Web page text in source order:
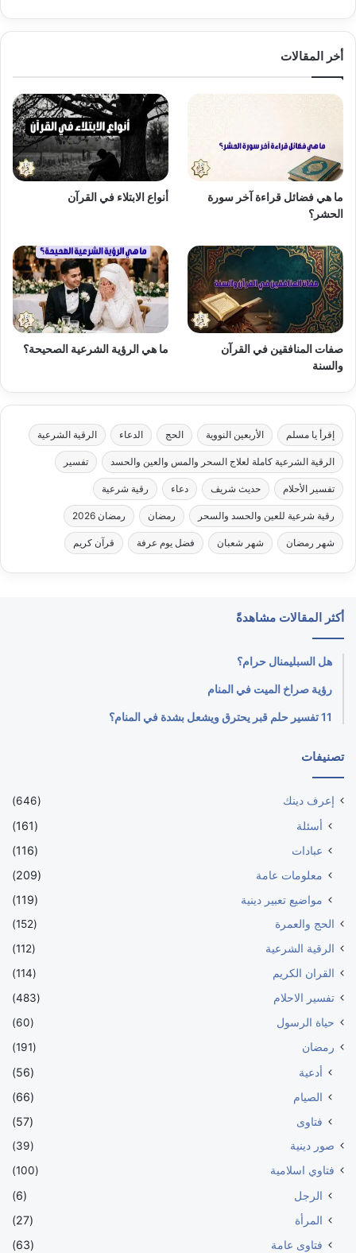
أخر المقالات
ما هي فضائل قراءة آخر سورة
الحشر؟
أنواع الابتلاء في القرآن
صفات المنافقين في القرآن
والسنة
ما هي الرؤية الشرعية الصحيحة؟
إقرأ يا مسلم الأربعين النووية الحج الدعاء الرقية الشرعية
الرقية الشرعية كاملة لعلاج السحر والمس والعين والحسد تفسير
تفسير الأحلام حديث شريف دعاء رقية شرعية
رقية شرعية للعين والحسد والسحر رمضان رمضان 2026
شهر رمضان شهر شعبان فضل يوم عرفة قرآن كريم
أكثر المقالات مشاهدةً
هل السبليمنال حرام؟
رؤية صراخ الميت في المنام
11 تفسير حلم قبر يحترق ويشعل بشدة في المنام؟
تصنيفات
إعرف دينك (646)
أسئلة
(161)
عبادات
(116)
معلومات عامة
(209)
مواضيع تعبير دينية
(119)
الحج والعمرة
(152)
الرقية الشرعية
(112)
القران الكريم
(114)
تفسير الاحلام
(483)
حياة الرسول
(60)
رمضان
(191)
أدعية
(56)
الصيام
(66)
فتاوى
(57)
صور دينية
(39)
فتاوي اسلامية
(100)
الرجل
(6)
المرأة
(27)
فتاوى عامة
(63)